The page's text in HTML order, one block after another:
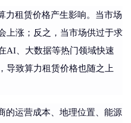
力租赁价格产生影响。当市场
上涨；反之，当市场供过于求
AI、大数据等热门领域快速
导致算力租赁价格也随之上
的运营成本、地理位置、能源